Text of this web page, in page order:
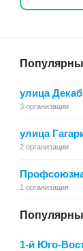
улица
3 организации
улица
2 организации
1 организация
1-й Юго-